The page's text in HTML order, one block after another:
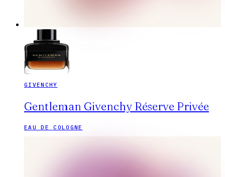
GIVENCHY
Gentleman Givenchy Réserve Privée
EAU DE COLOGNE